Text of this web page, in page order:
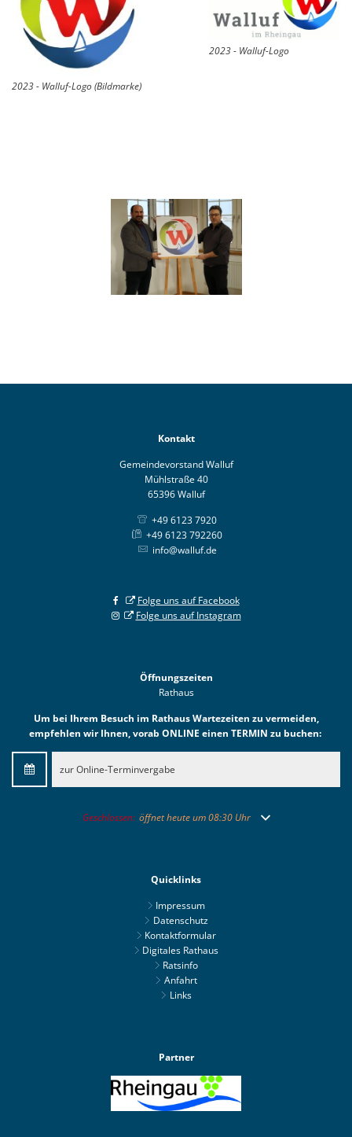
2023 - Walluf-Logo (Bildmarke)
2023 - Walluf-Logo
Kontakt
Gemeindevorstand Walluf
Mühlstraße 40
65396 Walluf
+49 6123 7920
+49 6123 792260
info@walluf.de
Folge uns auf Facebook
Folge uns auf Instagram
Öffnungszeiten
Rathaus
Um bei Ihrem Besuch im Rathaus Wartezeiten zu vermeiden,
empfehlen wir Ihnen, vorab ONLINE einen TERMIN zu buchen:
zur Online-Terminvergabe
Klicken, um weitere Öffnungs- oder Schließzeiten
Geschlossen: öffnet heute um 08:30 Uhr
Quicklinks
Impressum
Datenschutz
Kontaktformular
Digitales Rathaus
Ratsinfo
Anfahrt
Links
Partner